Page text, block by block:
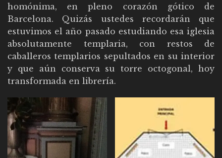
homónima, en pleno corazón gótico de
Barcelona. Quizás ustedes recordarán que
estuvimos el año pasado estudiando esa iglesia
absolutamente templaria, con restos de
caballeros templarios sepultados en su interior
y que aún conserva su torre octogonal, hoy
transformada en librería.